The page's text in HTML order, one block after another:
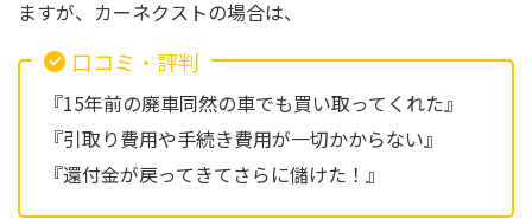
ますが、カーネクストの場合は、
口コミ・評判
『15年前の廃車同然の車でも買い取ってくれた』
『引取り費用や手続き費用が一切かからない』
『還付金が戻ってきてさらに儲けた！』